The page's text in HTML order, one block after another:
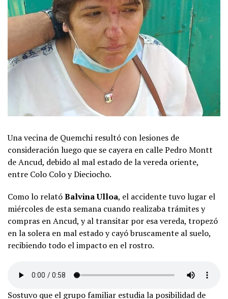
Una vecina de Quemchi resultó con lesiones de
consideración luego que se cayera en calle Pedro Montt
de Ancud, debido al mal estado de la vereda oriente,
entre Colo Colo y Dieciocho.
Como lo relatóBalvina Ulloa, el accidente tuvo lugar el
miércoles de esta semana cuando realizaba trámites y
compras en Ancud, y al transitar por esa vereda, tropezó
en la solera en mal estado y cayó bruscamente al suelo,
recibiendo todo el impacto en el rostro.
Sostuvo que el grupo familiar estudia la posibilidad de